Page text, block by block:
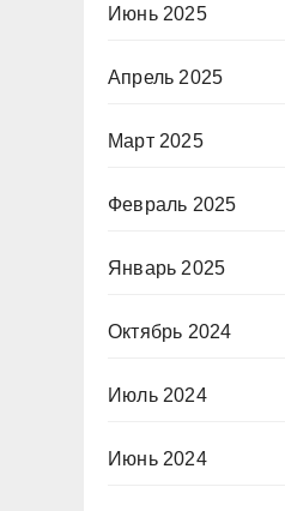
Июнь 2025
Апрель 2025
Март 2025
Февраль 2025
Январь 2025
Октябрь 2024
Июль 2024
Июнь 2024